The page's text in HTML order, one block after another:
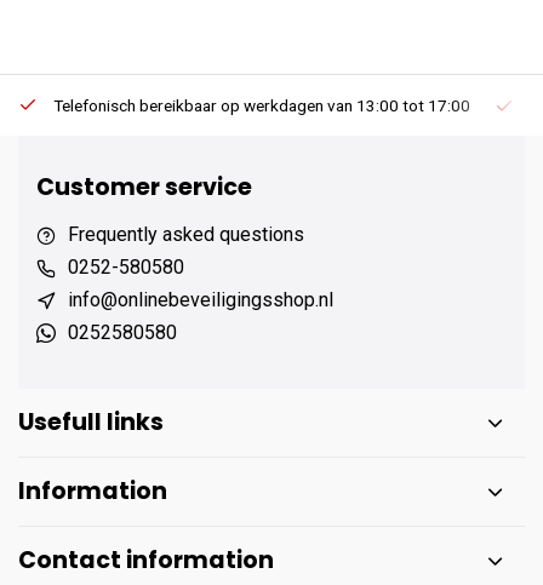
Telefonisch bereikbaar op werkdagen van 13:00 tot 17:00
Customer service
Frequently asked questions
0252-580580
info@onlinebeveiligingsshop.nl
0252580580
Usefull links
Information
Contact information